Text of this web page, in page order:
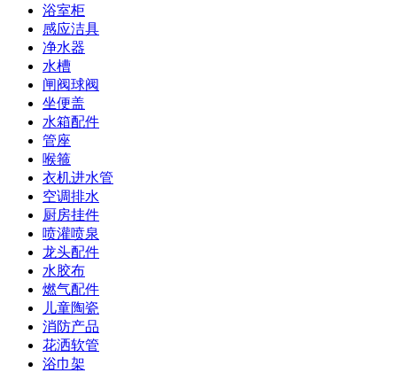
浴室柜
感应洁具
净水器
水槽
闸阀球阀
坐便盖
水箱配件
管座
喉箍
衣机进水管
空调排水
厨房挂件
喷灌喷泉
龙头配件
水胶布
燃气配件
儿童陶瓷
消防产品
花洒软管
浴巾架